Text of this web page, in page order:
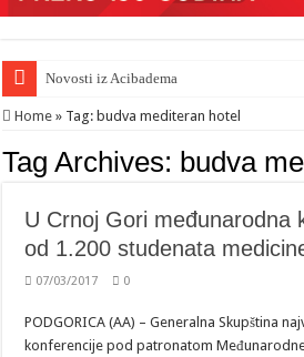
Novosti iz Acibadema
Home » Tag: budva mediteran hotel
Tag Archives: budva
U Crnoj Gori međunarodna
od 1.200 studenata
07/03/2017 0
PODGORICA (AA) – Generalna Skupština
konferencije pod patronatom